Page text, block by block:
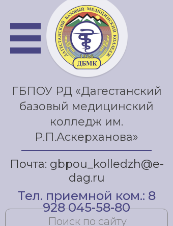
ГБПОУ РД «Дагестанский
базовый медицинский
колледж им.
Р.П.Аскерханова»
Почта: gbpou_kolledzh@e-
dag.ru
Тел. приемной ком.: 8
928 045-58-80